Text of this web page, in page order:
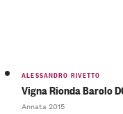
ALESSANDRO RIVETTO
Vigna Rionda Barolo
Annata 2015